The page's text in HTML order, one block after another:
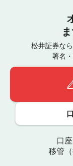
松井証券な
署名
口
移管